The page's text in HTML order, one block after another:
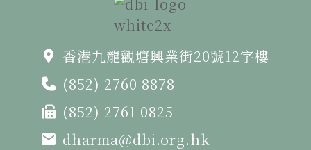
香港九龍觀塘興業街20號12字樓
(852) 2760 8878
(852) 2761 0825
dharma@dbi.org.hk